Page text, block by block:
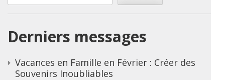
Derniers messages
Vacances en Famille en Février : Créer des
Souvenirs Inoubliables